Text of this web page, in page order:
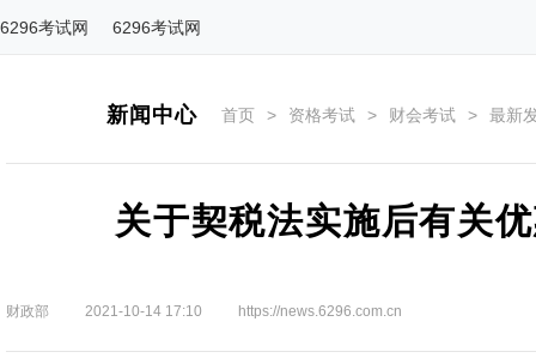
6296考试网 6296考试网
新闻中心 首页 > 资格考试 > 财会考试 > 最新
关于契税法实施后有关
财政部 2021-10-14 17:10 https://news.6296.com.cn